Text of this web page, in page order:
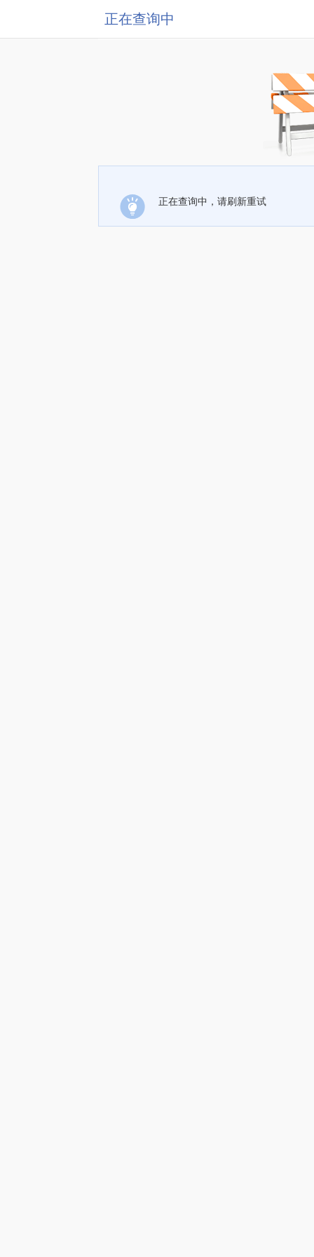
正在查询中
正在查询中，请刷新重试